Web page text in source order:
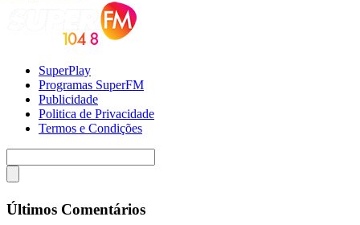
SuperPlay
Programas SuperFM
Publicidade
Politica de Privacidade
Termos e Condições
Últimos Comentários